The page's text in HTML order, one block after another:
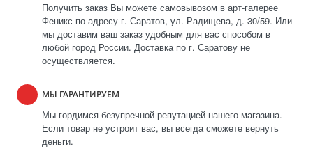
Получить заказ Вы можете самовывозом в арт-галерее
Феникс по адресу г. Саратов, ул. Радищева, д. 30/59. Или
мы доставим ваш заказ удобным для вас способом в
любой город России. Доставка по г. Саратову не
осуществляется.
МЫ ГАРАНТИРУЕМ
Мы гордимся безупречной репутацией нашего магазина.
Если товар не устроит вас, вы всегда сможете вернуть
деньги.